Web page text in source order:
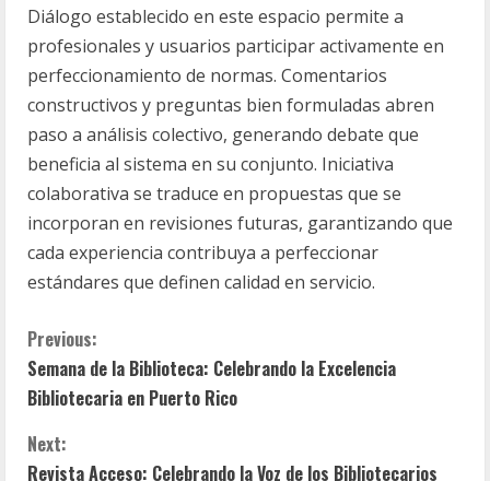
Diálogo establecido en este espacio permite a
profesionales y usuarios participar activamente en
perfeccionamiento de normas. Comentarios
constructivos y preguntas bien formuladas abren
paso a análisis colectivo, generando debate que
beneficia al sistema en su conjunto. Iniciativa
colaborativa se traduce en propuestas que se
incorporan en revisiones futuras, garantizando que
cada experiencia contribuya a perfeccionar
estándares que definen calidad en servicio.
C
o
n
Previous:
Semana de la Biblioteca: Celebrando la Excelencia
Bibliotecaria en Puerto Rico
Next:
Revista Acceso: Celebrando la Voz de los Bibliotecarios